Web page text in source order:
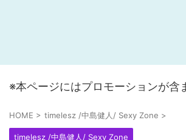
※本ページにはプロモーションが含
HOME > timelesz /中島健人/ Sexy Zone >
timelesz /中島健人/ Sexy Zone